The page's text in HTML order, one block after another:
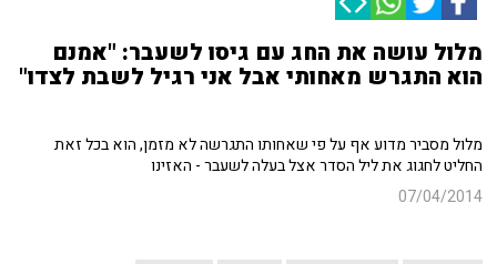
מלול עושה את החג עם גיסו לשעבר: "אמנם
הוא התגרש מאחותי אבל אני רגיל לשבת לצדו"
מלול מסביר מדוע אף על פי שאחותו התגרשה לא מזמן, הוא בכל זאת
החליט לחגוג את ליל הסדר אצל בעלה לשעבר - האזינו
07/04/2014